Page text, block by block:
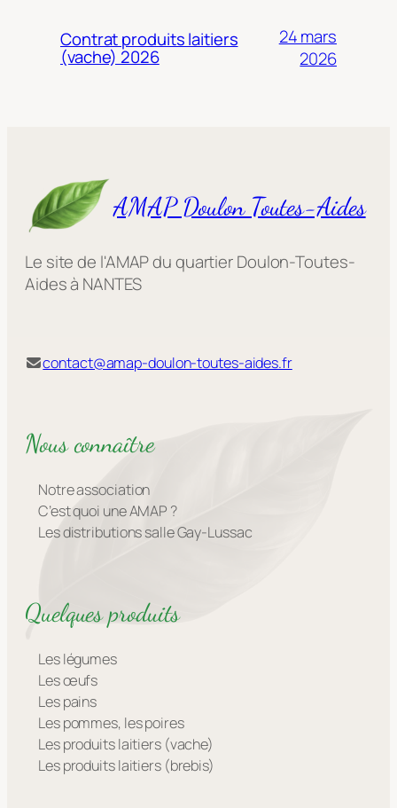
Contrat produits laitiers
(vache) 2026
24 mars
2026
AMAP Doulon Toutes-Aides
Le site de l'AMAP du quartier Doulon-Toutes-
Aides à NANTES
contact@amap-doulon-toutes-aides.fr
Nous connaître
Notre association
C’est quoi une AMAP ?
Les distributions salle Gay-Lussac
Quelques produits
Les légumes
Les œufs
Les pains
Les pommes, les poires
Les produits laitiers (vache)
Les produits laitiers (brebis)